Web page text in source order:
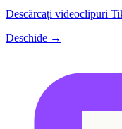
Descărcați videoclipuri
Deschide →